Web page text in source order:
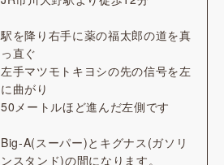
駅を降り右手に薬の福太郎の道を真
っ直ぐ
左手マツモトキヨシの先の信号を左
に曲がり
50メートルほど進んだ左側です
Big-A(スーパー)とキグナス(ガソリ
ンスタンド)の間になります。